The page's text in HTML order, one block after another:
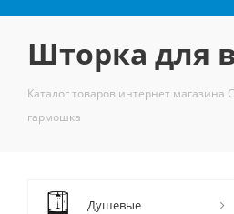
Шторка для
Каталог товаров интернет магазина
гармошка
Душевые